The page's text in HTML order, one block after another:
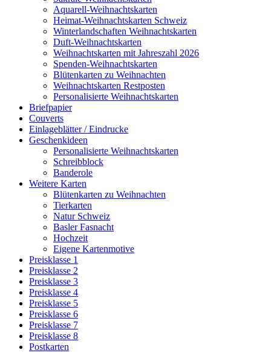
Aquarell-Weihnachtskarten
Heimat-Weihnachtskarten Schweiz
Winterlandschaften Weihnachtskarten
Duft-Weihnachtskarten
Weihnachtskarten mit Jahreszahl 2026
Spenden-Weihnachtskarten
Blütenkarten zu Weihnachten
Weihnachtskarten Restposten
Personalisierte Weihnachtskarten
Briefpapier
Couverts
Einlageblätter / Eindrucke
Geschenkideen
Personalisierte Weihnachtskarten
Schreibblock
Banderole
Weitere Karten
Blütenkarten zu Weihnachten
Tierkarten
Natur Schweiz
Basler Fasnacht
Hochzeit
Eigene Kartenmotive
Preisklasse 1
Preisklasse 2
Preisklasse 3
Preisklasse 4
Preisklasse 5
Preisklasse 6
Preisklasse 7
Preisklasse 8
Postkarten